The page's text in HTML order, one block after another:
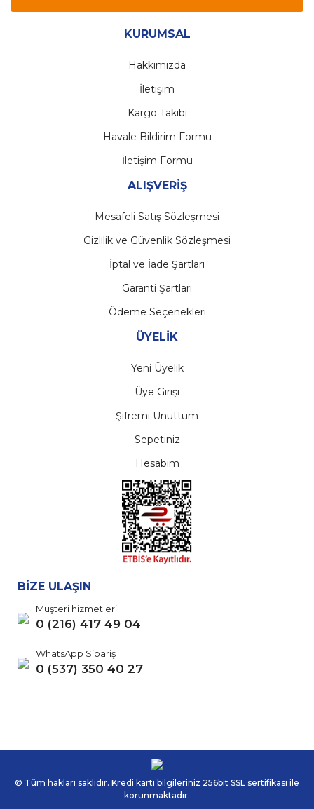
KURUMSAL
Hakkımızda
İletişim
Kargo Takibi
Havale Bildirim Formu
İletişim Formu
ALIŞVERİŞ
Mesafeli Satış Sözleşmesi
Gizlilik ve Güvenlik Sözleşmesi
İptal ve İade Şartları
Garanti Şartları
Ödeme Seçenekleri
ÜYELİK
Yeni Üyelik
Üye Girişi
Şifremi Unuttum
Sepetiniz
Hesabım
BİZE ULAŞIN
Müşteri hizmetleri
0 (216) 417 49 04
WhatsApp Sipariş
0 (537) 350 40 27
© Tüm hakları saklıdır. Kredi kartı bilgileriniz 256bit SSL sertifikası ile
korunmaktadır.